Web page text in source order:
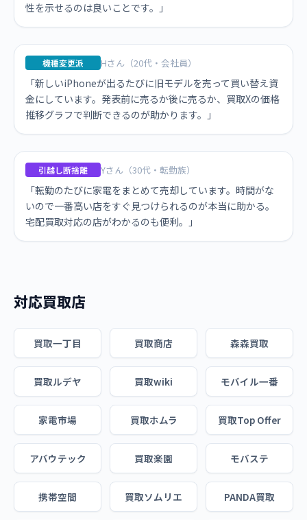
性を示せるのは良いことです。」
機種変更派 Hさん（20代・会社員）
「新しいiPhoneが出るたびに旧モデルを売って買い替え資
金にしています。発表前に売るか後に売るか、買取Xの価格
推移グラフで判断できるのが助かります。」
引越し断捨離 Yさん（30代・転勤族）
「転勤のたびに家電をまとめて売却しています。時間がな
いので一番高い店をすぐ見つけられるのが本当に助かる。
宅配買取対応の店がわかるのも便利。」
対応買取店
買取一丁目 買取商店 森森買取
買取ルデヤ 買取wiki モバイル一番
家電市場 買取ホムラ 買取Top Offer
アバウテック 買取楽園 モバステ
携帯空間 買取ソムリエ PANDA買取